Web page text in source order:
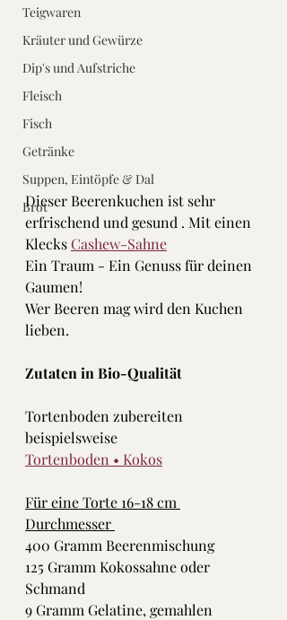
Teigwaren
Kräuter und Gewürze
Dip's und Aufstriche
Fleisch
Fisch
Getränke
Suppen, Eintöpfe & Dal
Brot
Dieser Beerenkuchen ist sehr
erfrischend und gesund . Mit einen
Klecks Cashew-Sahne
Ein Traum - Ein Genuss für deinen
Gaumen!
Wer Beeren mag wird den Kuchen
lieben.
Zutaten in Bio-Qualität
Tortenboden zubereiten
beispielsweise
Tortenboden • Kokos
Für eine Torte 16-18 cm
Durchmesser
400 Gramm Beerenmischung
125 Gramm Kokossahne oder
Schmand
9 Gramm Gelatine, gemahlen